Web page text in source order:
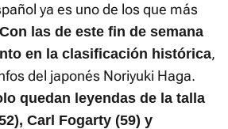
ya es uno de los que más
Con las de este fin de semana
en la clasificación histórica,
del japonés Noriyuki Haga.
quedan leyendas de la talla
Carl Fogarty (59) y